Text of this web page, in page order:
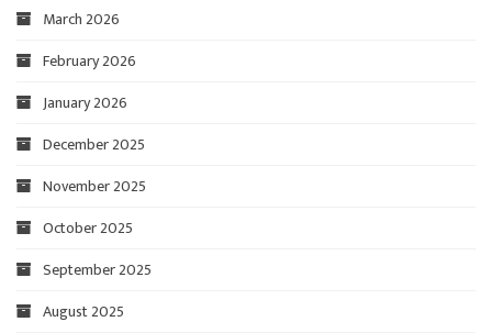
March 2026
February 2026
January 2026
December 2025
November 2025
October 2025
September 2025
August 2025